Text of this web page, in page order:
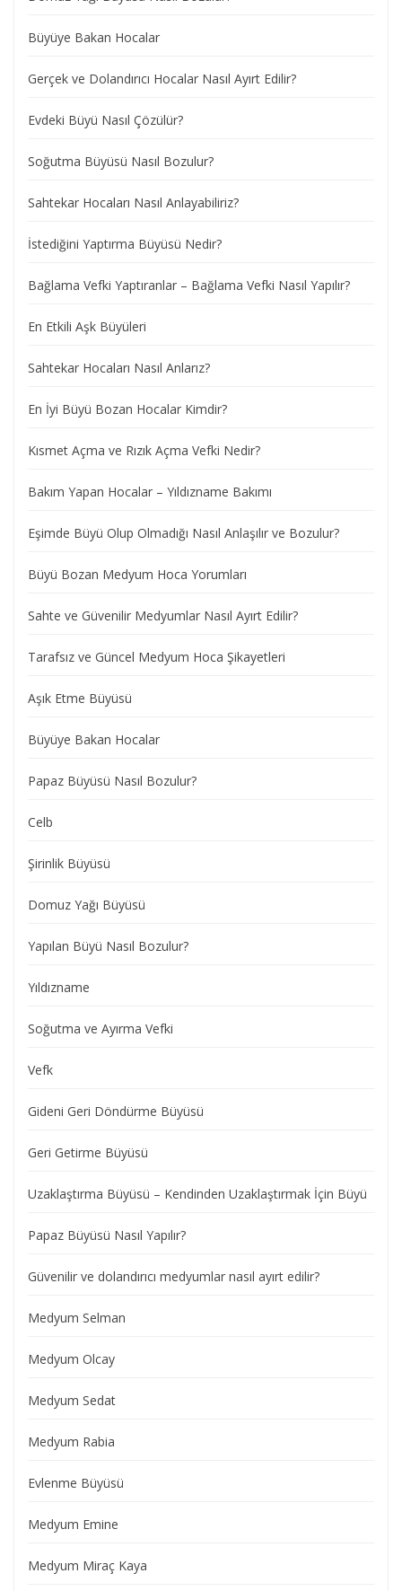
Büyüye Bakan Hocalar
Gerçek ve Dolandırıcı Hocalar Nasıl Ayırt Edilir?
Evdeki Büyü Nasıl Çözülür?
Soğutma Büyüsü Nasıl Bozulur?
Sahtekar Hocaları Nasıl Anlayabiliriz?
İstediğini Yaptırma Büyüsü Nedir?
Bağlama Vefki Yaptıranlar – Bağlama Vefki Nasıl Yapılır?
En Etkili Aşk Büyüleri
Sahtekar Hocaları Nasıl Anlarız?
En İyi Büyü Bozan Hocalar Kimdir?
Kısmet Açma ve Rızık Açma Vefki Nedir?
Bakım Yapan Hocalar – Yıldızname Bakımı
Eşimde Büyü Olup Olmadığı Nasıl Anlaşılır ve Bozulur?
Büyü Bozan Medyum Hoca Yorumları
Sahte ve Güvenilir Medyumlar Nasıl Ayırt Edilir?
Tarafsız ve Güncel Medyum Hoca Şikayetleri
Aşık Etme Büyüsü
Büyüye Bakan Hocalar
Papaz Büyüsü Nasıl Bozulur?
Celb
Şirinlik Büyüsü
Domuz Yağı Büyüsü
Yapılan Büyü Nasıl Bozulur?
Yıldızname
Soğutma ve Ayırma Vefki
Vefk
Gideni Geri Döndürme Büyüsü
Geri Getirme Büyüsü
Uzaklaştırma Büyüsü – Kendinden Uzaklaştırmak İçin Büyü
Papaz Büyüsü Nasıl Yapılır?
Güvenilir ve dolandırıcı medyumlar nasıl ayırt edilir?
Medyum Selman
Medyum Olcay
Medyum Sedat
Medyum Rabia
Evlenme Büyüsü
Medyum Emine
Medyum Miraç Kaya